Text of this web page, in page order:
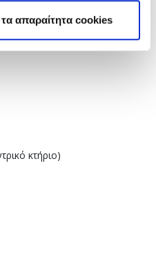
απαραίτητα cookies
κτήριο)